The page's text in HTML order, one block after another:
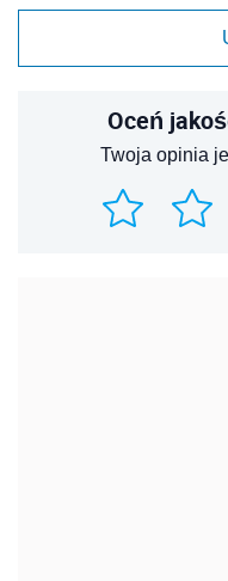
Oceń
Twoja opinia